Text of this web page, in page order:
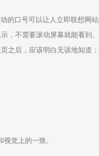
的口号可以让人立即联想网
，不需要滚动屏幕就能看到。
之后，应该明白无误地知道：
觉上的一致。